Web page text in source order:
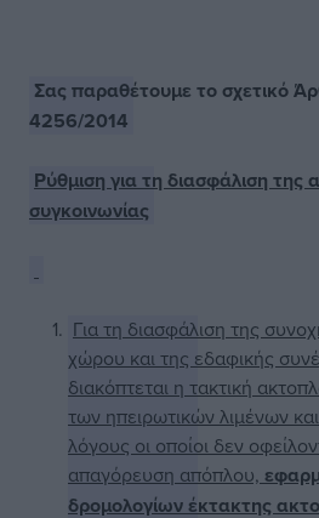
Σας παραθέτουμε το σχετικό
4256/2014
Ρύθμιση για τη διασφάλιση της
συγκοινωνίας
Για τη διασφάλιση της
χώρου και της εδαφικής
διακόπτεται η τακτική
των ηπειρωτικών λιμένων
λόγους οι οποίοι δεν
απαγόρευση απόπλου,
δρομολογίων έκτακτης